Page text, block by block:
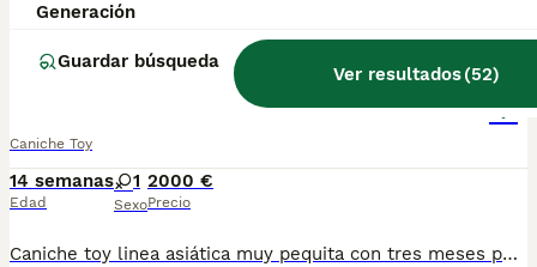
Generación
Guardar búsqueda
Ver resultados(52)
BOOST
Caniche Toy
14 semanas
Edad
1
Sexo
2000 €
Precio
Caniche toy linea asiática muy pequita con tres meses pesando 800 gramos peso de adulto de kilo y. Medio a dos kilos una monería se entrega vacunada desparasitado con microchip garantías víricas y congeneinica